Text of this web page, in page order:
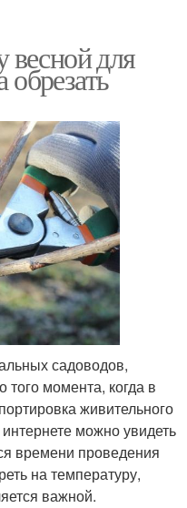
весной для
садоводов,
того момента, когда в
живительного
можно увидеть
времени проведения
на температуру,
важной.